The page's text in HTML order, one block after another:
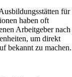
für
haben oft
Arbeitgeber nach
um direkt
bekannt zu machen.